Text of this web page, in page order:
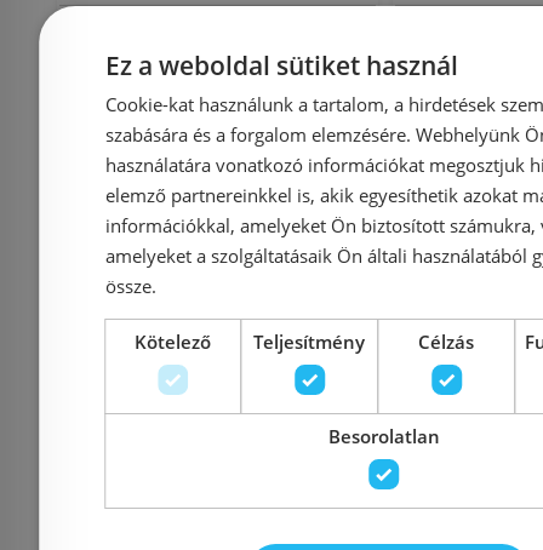
Kosárba
-4%
Rendelésre
alatti zuhanyszett,
Rendelésre
alatti
Ez a weboldal sütiket használ
Cookie-kat használunk a tartalom, a hirdetések
szabására és a forgalom elemzésére. Webhelyünk
használatára vonatkozó információkat megosztjuk
elemző partnereinkkel is, akik egyesíthetik azokat
információkkal, amelyeket Ön biztosított számukra,
amelyeket a szolgáltatásaik Ön általi használatából
össze.
Kötelező Teljesítmény Célzás
Besorolatlan